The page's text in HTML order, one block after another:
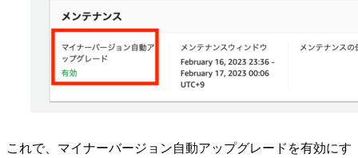
これで、マイナーバージョン自動アップグレードを有効にす